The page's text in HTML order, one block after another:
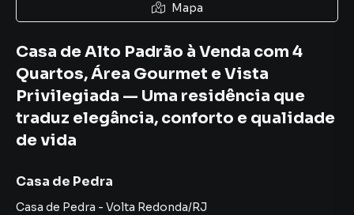
Mapa
Casa de Alto Padrão à Venda com 4
Quartos, Área Gourmet e Vista
Privilegiada — Uma residência que
traduz elegância, conforto e qualidade
de vida
Casa de Pedra
Casa de Pedra - Volta Redonda/RJ